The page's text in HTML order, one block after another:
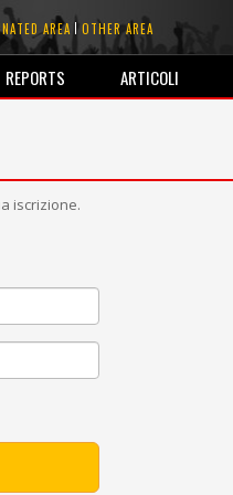
AREA OTHER AREA
REPORTS ARTICOLI
iscrizione.